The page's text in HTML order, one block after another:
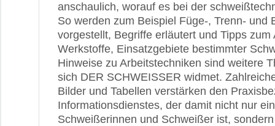
anschaulich, worauf es bei der
So werden zum Beispiel Füge-, Trenn- und
vorgestellt, Begriffe erläutert und Tipps
Werkstoffe, Einsatzgebiete bestimmter
Hinweise zu Arbeitstechniken sind weitere
sich DER SCHWEISSER widmet.
Bilder und Tabellen verstärken den
Informationsdienstes, der damit nicht nur
Schweißerinnen und Schweißer ist,